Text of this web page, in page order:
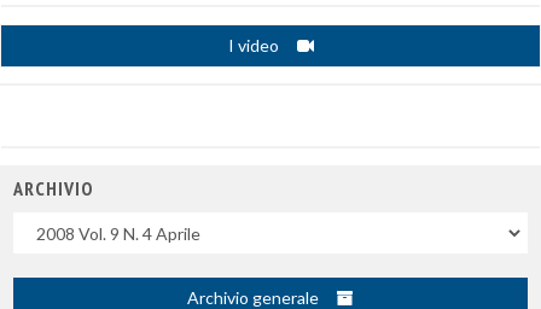
I video
ARCHIVIO
Archivio generale